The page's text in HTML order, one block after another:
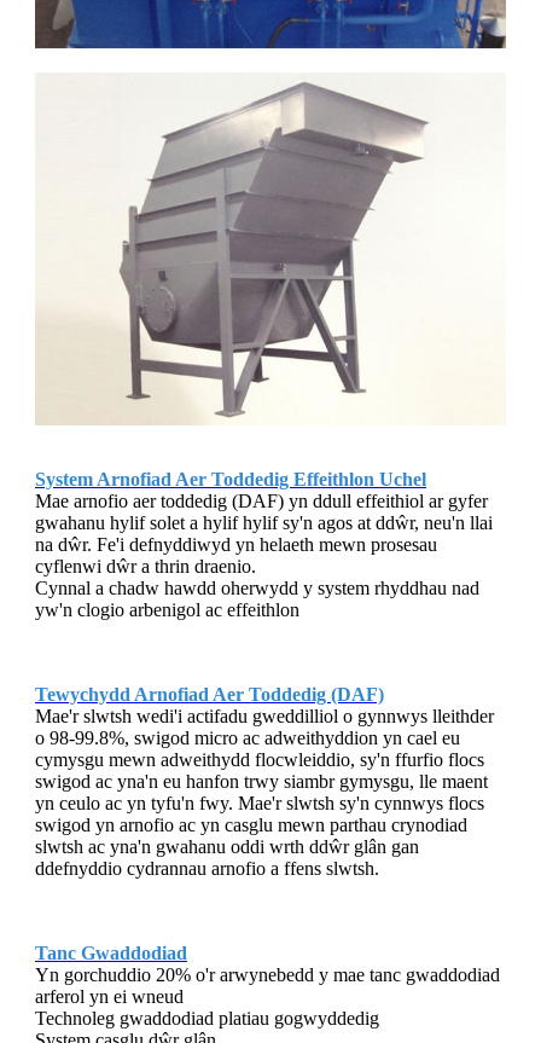
System Arnofiad Aer Toddedig Effeithlon Uchel
Mae arnofio aer toddedig (DAF) yn ddull effeithiol ar gyfer
gwahanu hylif solet a hylif hylif sy'n agos at ddŵr, neu'n llai
na dŵr. Fe'i defnyddiwyd yn helaeth mewn prosesau
cyflenwi dŵr a thrin draenio.
Cynnal a chadw hawdd oherwydd y system rhyddhau nad
yw'n clogio arbenigol ac effeithlon
Tewychydd Arnofiad Aer Toddedig (DAF)
Mae'r slwtsh wedi'i actifadu gweddilliol o gynnwys lleithder
o 98-99.8%, swigod micro ac adweithyddion yn cael eu
cymysgu mewn adweithydd flocwleiddio, sy'n ffurfio flocs
swigod ac yna'n eu hanfon trwy siambr gymysgu, lle maent
yn ceulo ac yn tyfu'n fwy. Mae'r slwtsh sy'n cynnwys flocs
swigod yn arnofio ac yn casglu mewn parthau crynodiad
slwtsh ac yna'n gwahanu oddi wrth ddŵr glân gan
ddefnyddio cydrannau arnofio a ffens slwtsh.
Tanc Gwaddodiad
Yn gorchuddio 20% o'r arwynebedd y mae tanc gwaddodiad
arferol yn ei wneud
Technoleg gwaddodiad platiau gogwyddedig